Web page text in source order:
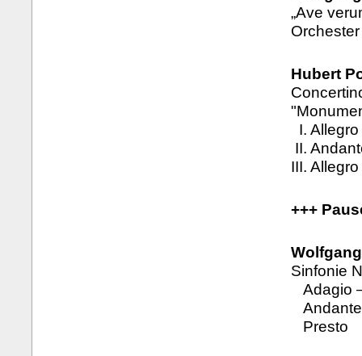
„Ave
Hubert
I. Allegro
II.
III. Allegro
+++
Sinfonie
Adagio
Andante
Presto